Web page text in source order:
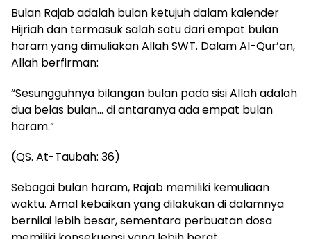
Bulan Rajab adalah bulan ketujuh dalam kalender
Hijriah dan termasuk salah satu dari empat bulan
haram yang dimuliakan Allah SWT. Dalam Al-Qur’an,
Allah berfirman:
“Sesungguhnya bilangan bulan pada sisi Allah adalah
dua belas bulan… di antaranya ada empat bulan
haram.”
(QS. At-Taubah: 36)
Sebagai bulan haram, Rajab memiliki kemuliaan
waktu. Amal kebaikan yang dilakukan di dalamnya
bernilai lebih besar, sementara perbuatan dosa